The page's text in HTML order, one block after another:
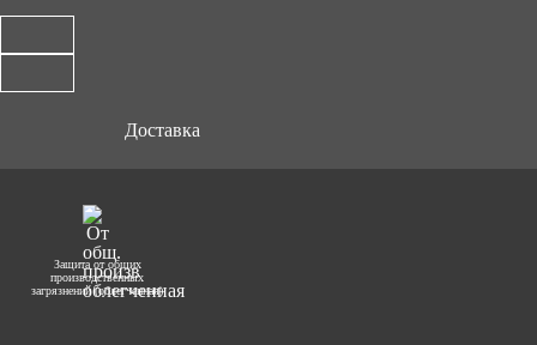
Доставка
Защита от общих
производственных
загрязнений (облегченная)